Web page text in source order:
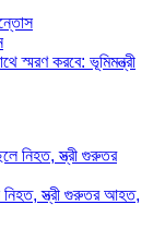
স্মরণ করবে: ভূমিমন্ত্রী
নিহত, স্ত্রী গুরুতর আহত,